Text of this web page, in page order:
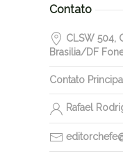
Contato
CLSW 504,
Brasilia/DF
Contato
Rafael